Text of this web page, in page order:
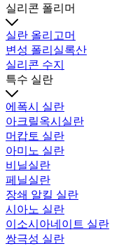
실리콘 폴리머
실란 올리고머
변성 폴리실록산
실리콘 수지
특수 실란
에폭시 실란
아크릴옥시실란
머캅토 실란
아미노 실란
비닐실란
페닐실란
장쇄 알킬 실란
시아노 실란
이소시아네이트 실란
쌍극성 실란